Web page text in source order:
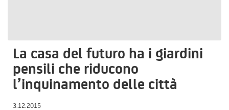
La casa del futuro ha i giardini
pensili che riducono
l’inquinamento delle città
3.12.2015